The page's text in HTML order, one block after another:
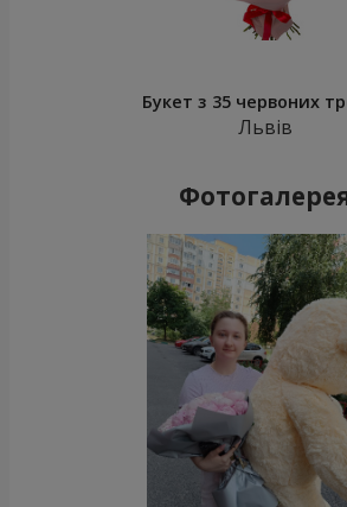
Букет з 35 червоних
Львів